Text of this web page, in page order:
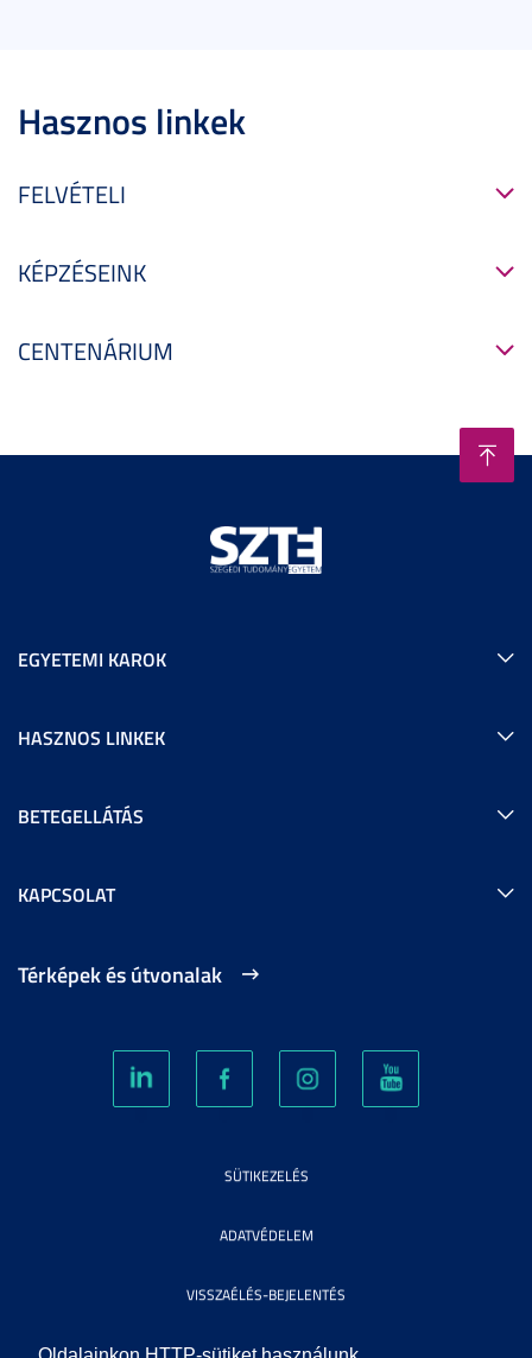
Hasznos linkek
FELVÉTELI
KÉPZÉSEINK
CENTENÁRIUM
EGYETEMI KAROK
HASZNOS LINKEK
BETEGELLÁTÁS
KAPCSOLAT
Térképek és útvonalak
SÜTIKEZELÉS
ADATVÉDELEM
VISSZAÉLÉS-BEJELENTÉS